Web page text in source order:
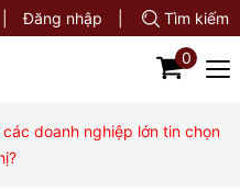
Đăng nhập Tìm kiếm
0
các doanh nghiệp lớn tin chọn